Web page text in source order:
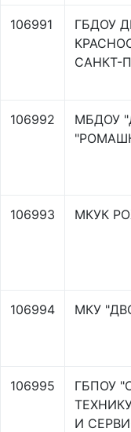
106991
ГБДОУ
САНКТ-
106992
МБДОУ
106993 МКУК
106994 МКУ
106995
ГБПОУ
И